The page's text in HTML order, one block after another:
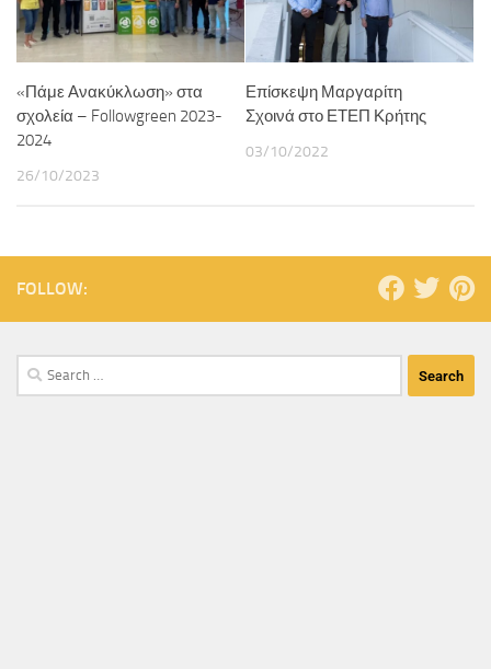
«Πάμε Ανακύκλωση» στα
σχολεία – Followgreen 2023-
2024
26/10/2023
Επίσκεψη Μαργαρίτη
Σχοινά στο ΕΤΕΠ Κρήτης
03/10/2022
FOLLOW: